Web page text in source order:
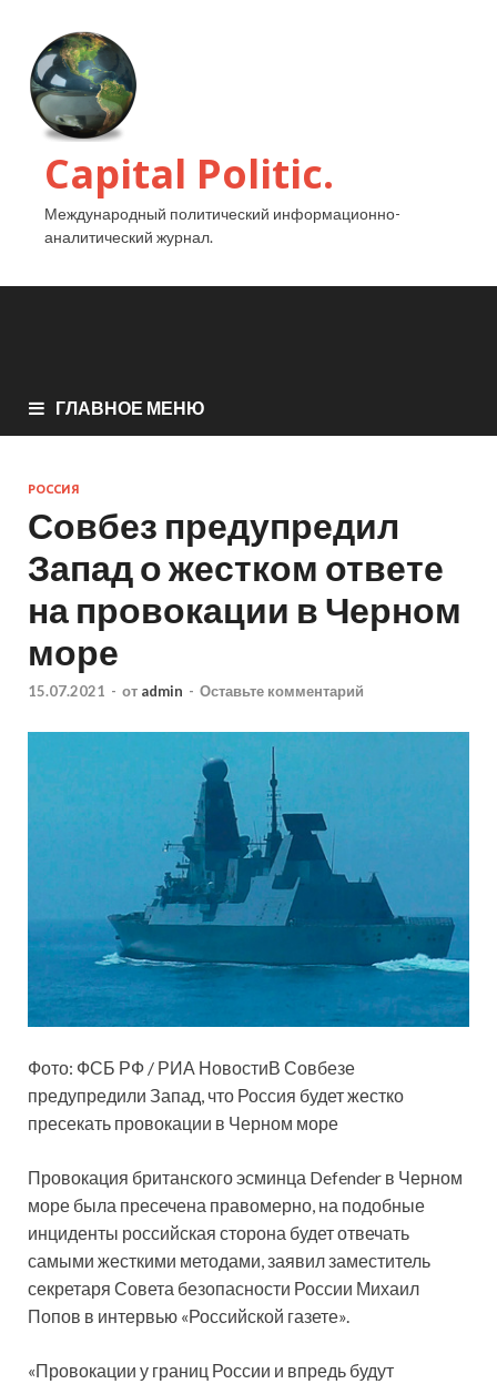
Capital Politic.
Международный политический информационно-
аналитический журнал.
ГЛАВНОЕ МЕНЮ
РОССИЯ
Совбез предупредил
Запад о жестком ответе
на провокации в Черном
море
15.07.2021 - от admin - Оставьте комментарий
Фото: ФСБ РФ / РИА НовостиВ Совбезе
предупредили Запад, что Россия будет жестко
пресекать провокации в Черном море
Провокация британского эсминца Defender в Черном
море была пресечена правомерно, на подобные
инциденты российская сторона будет отвечать
самыми жесткими методами, заявил заместитель
секретаря Совета безопасности России Михаил
Попов в интервью «Российской газете».
«Провокации у границ России и впредь будут